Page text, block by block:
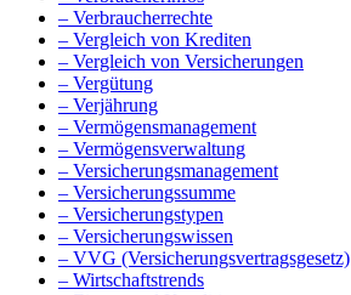
– Verbraucherrechte
– Vergleich von Krediten
– Vergleich von Versicherungen
– Vergütung
– Verjährung
– Vermögensmanagement
– Vermögensverwaltung
– Versicherungsmanagement
– Versicherungssumme
– Versicherungstypen
– Versicherungswissen
– VVG (Versicherungsvertragsgesetz)
– Wirtschaftstrends